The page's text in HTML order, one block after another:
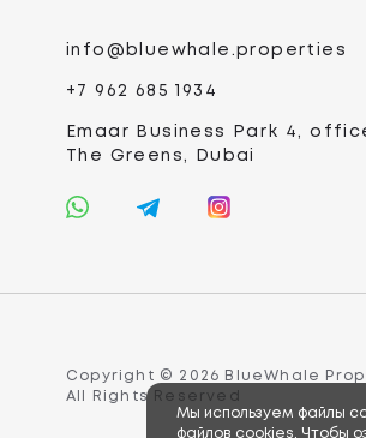
info@bluewhale.properties
+7 962 685 1934
Emaar Business Park 4,
The Greens, Dubai
Copyright © 2026 BlueWhale
All Rights Reserved
Мы используем файлы
файлов cookies. Чтобы